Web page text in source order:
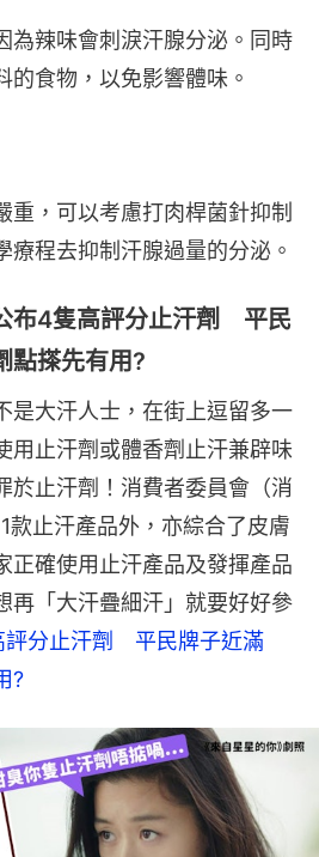
為辣味會刺淚汗腺分泌。同時
的食物，以免影響體味。
重，可以考慮打肉桿菌針抑制
療程去抑制汗腺過量的分泌。
布4隻高評分止汗劑 平民
點搽先有用?
是大汗人士，在街上逗留多一
用止汗劑或體香劑止汗兼辟味
於止汗劑！消費者委員會（消
款止汗產品外，亦綜合了皮膚
正確使用止汗產品及發揮產品
再「大汗疊細汗」就要好好參
分止汗劑　平民牌子近滿
?